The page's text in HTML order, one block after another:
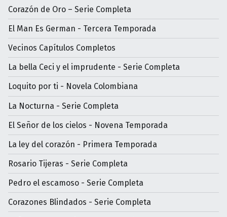
Corazón de Oro – Serie Completa
El Man Es German - Tercera Temporada
Vecinos Capítulos Completos
La bella Ceci y el imprudente - Serie Completa
Loquito por ti - Novela Colombiana
La Nocturna - Serie Completa
El Señor de los cielos - Novena Temporada
La ley del corazón - Primera Temporada
Rosario Tijeras - Serie Completa
Pedro el escamoso - Serie Completa
Corazones Blindados - Serie Completa